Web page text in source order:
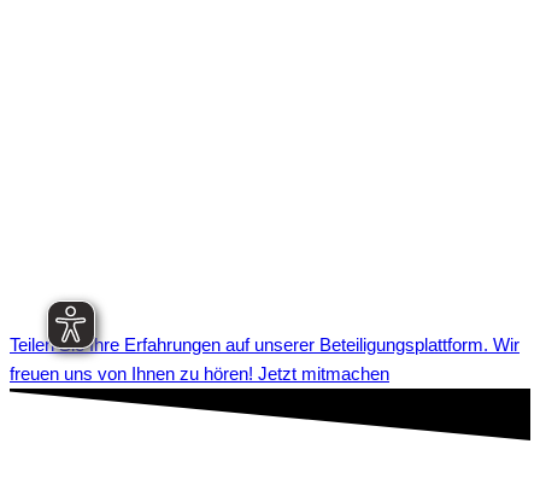
Teilen Sie Ihre Erfahrungen auf unserer Beteiligungsplattform. Wir
freuen uns von Ihnen zu hören! Jetzt mitmachen